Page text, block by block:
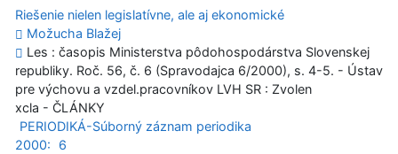
Riešenie nielen legislatívne, ale aj ekonomické
Možucha Blažej
Les : časopis Ministerstva pôdohospodárstva Slovenskej
republiky. Roč. 56, č. 6 (Spravodajca 6/2000), s. 4-5. - Ústav
pre výchovu a vzdel.pracovníkov LVH SR : Zvolen
xcla - ČLÁNKY
PERIODIKÁ-Súborný záznam periodika
2000:
6